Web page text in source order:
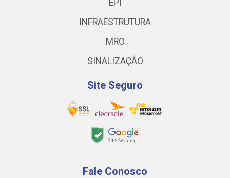
EPI
INFRAESTRUTURA
MRO
SINALIZAÇÃO
Site Seguro
Fale Conosco